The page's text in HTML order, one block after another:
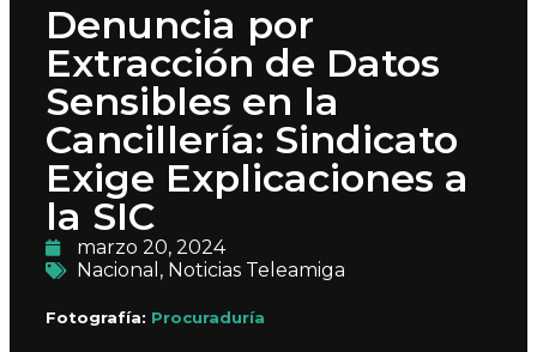
Denuncia por
Extracción de Datos
Sensibles en la
Cancillería: Sindicato
Exige Explicaciones a
la SIC
marzo 20, 2024
Nacional , Noticias Teleamiga
Fotografía: Procuraduría